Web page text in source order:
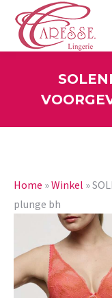
Home »Winkel »
plunge bh